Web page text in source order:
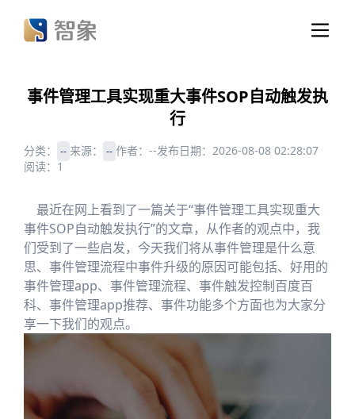
事件管理工具实现重大事件SOP自动触发执
行
分类： -- 来源： -- 作者： --发布日期： 2026-08-08 02:28:07
阅读： 1
最近在网上看到了一篇关于“事件管理工具实现重大
事件SOP自动触发执行”的文章，从作者的观点中，我
们受到了一些启发，今天我们将从事件管理是什么意
思、事件管理流程中事件升级的原因可能包括、好用的
事件管理app、事件管理流程、事件触发控制百度百
科、事件管理app推荐、事件功能多个方面也为大家分
享一下我们的观点。